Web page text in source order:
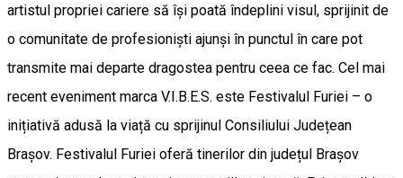
artistul propriei cariere să își poată îndeplini visul, sprijinit de
o comunitate de profesioniști ajunși în punctul în care pot
transmite mai departe dragostea pentru ceea ce fac. Cel mai
recent eveniment marca V.I.B.E.S. este Festivalul Furiei – o
inițiativă adusă la viață cu sprijinul Consiliului Județean
Brașov. Festivalul Furiei oferă tinerilor din județul Brașov